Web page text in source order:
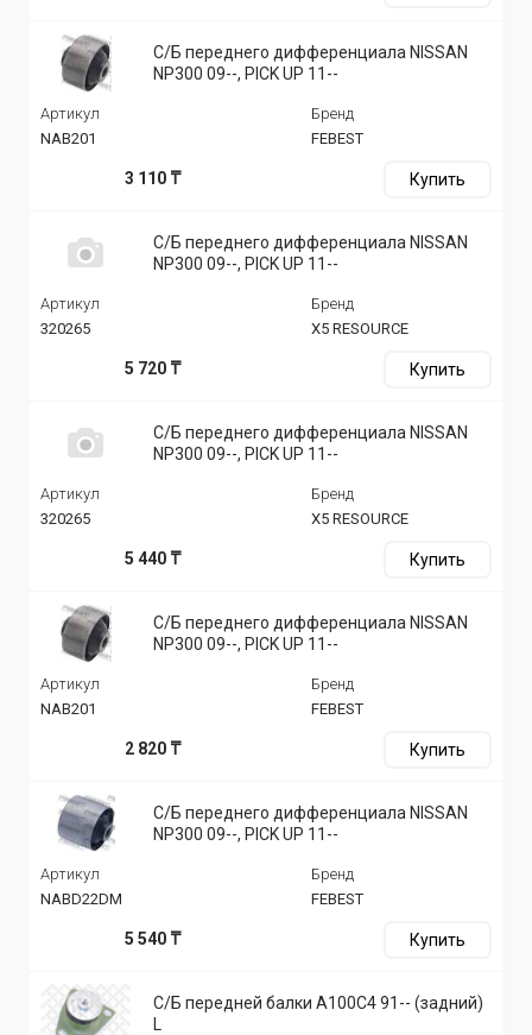
С/Б переднего дифференциала NISSAN
NP300 09--, PICK UP 11--
Артикул
NAB201
Бренд
FEBEST
3 110 ₸ Купить
С/Б переднего дифференциала NISSAN
NP300 09--, PICK UP 11--
Артикул
320265
Бренд
X5 RESOURCE
5 720 ₸ Купить
С/Б переднего дифференциала NISSAN
NP300 09--, PICK UP 11--
Артикул
320265
Бренд
X5 RESOURCE
5 440 ₸ Купить
С/Б переднего дифференциала NISSAN
NP300 09--, PICK UP 11--
Артикул
NAB201
Бренд
FEBEST
2 820 ₸ Купить
С/Б переднего дифференциала NISSAN
NP300 09--, PICK UP 11--
Артикул
NABD22DM
Бренд
FEBEST
5 540 ₸ Купить
С/Б передней балки A100C4 91-- (задний)
L